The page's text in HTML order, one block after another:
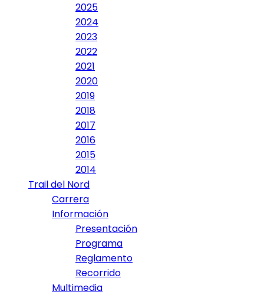
2025
2024
2023
2022
2021
2020
2019
2018
2017
2016
2015
2014
Trail del Nord
Carrera
Información
Presentación
Programa
Reglamento
Recorrido
Multimedia